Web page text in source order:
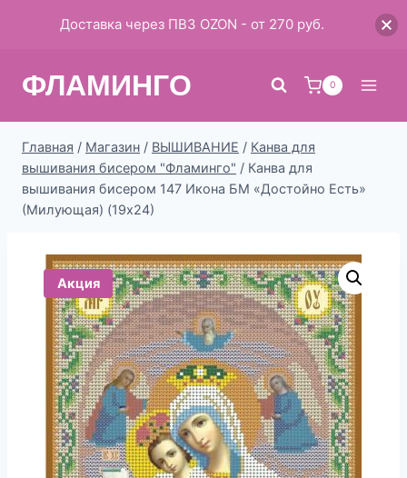
ФЛАМИНГО 0
Главная / Магазин / ВЫШИВАНИЕ / Канва для
вышивания бисером "Фламинго" / Канва для
вышивания бисером 147 Икона БМ «Достойно Есть»
(Милующая) (19х24)
Акция
Доставка через ПВЗ OZON - от 270 руб.